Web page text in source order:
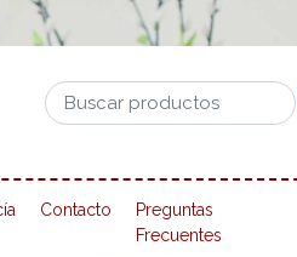
Contacto
Preguntas
Frecuentes